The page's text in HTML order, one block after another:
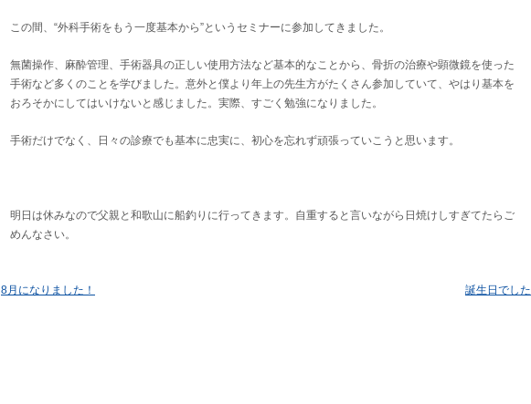
この間、“外科手術をもう一度基本から”というセミナーに参加してきました。
無菌操作、麻酔管理、手術器具の正しい使用方法など基本的なことから、骨折の治療や顕微鏡を使った
手術など多くのことを学びました。意外と僕より年上の先生方がたくさん参加していて、やはり基本を
おろそかにしてはいけないと感じました。実際、すごく勉強になりました。
手術だけでなく、日々の診療でも基本に忠実に、初心を忘れず頑張っていこうと思います。
明日は休みなので父親と和歌山に船釣りに行ってきます。自重すると言いながら日焼けしすぎてたらご
めんなさい。
8月になりました！ 誕生日でした